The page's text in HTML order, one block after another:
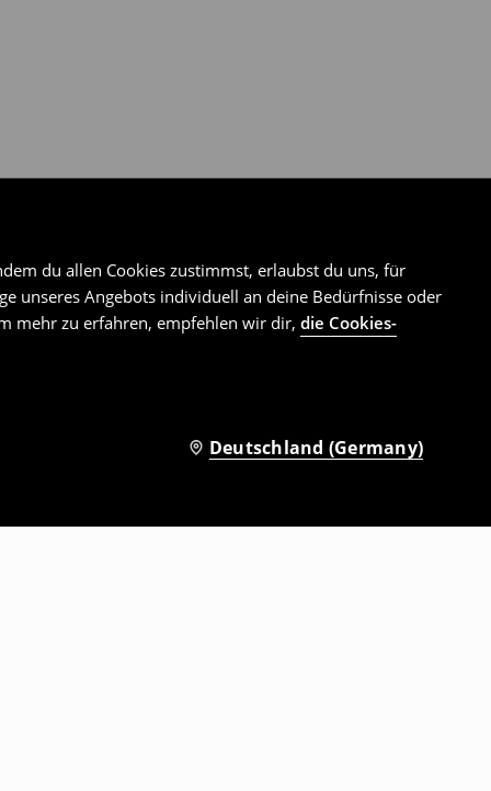
du allen Cookies zustimmst, erlaubst du uns, für
unseres Angebots individuell an deine Bedürfnisse oder
mehr zu erfahren, empfehlen wir dir, die Cookies-
Deutschland (Germany)